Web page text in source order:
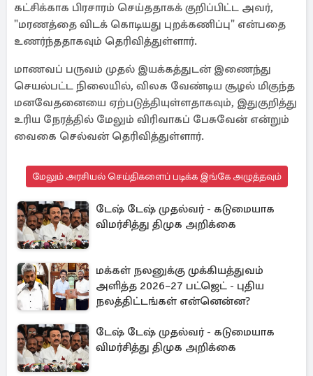
கட்சிக்காக பிரசாரம் செய்ததாகக் குறிப்பிட்ட அவர்,
"மரணத்தை விடக் கொடியது புறக்கணிப்பு" என்பதை
உணர்ந்ததாகவும் தெரிவித்துள்ளார்.
மாணவப் பருவம் முதல் இயக்கத்துடன் இணைந்து
செயல்பட்ட நிலையில், விலக வேண்டிய சூழல் மிகுந்த
மனவேதனையை ஏற்படுத்தியுள்ளதாகவும், இதுகுறித்து
உரிய நேரத்தில் மேலும் விரிவாகப் பேசுவேன் என்றும்
வைகை செல்வன் தெரிவித்துள்ளார்.
மேலும் அரசியல் செய்திகளைப் படிக்க இங்கே அழுத்தவும்
டேஷ் டேஷ் முதல்வர் - கடுமையாக
விமர்சித்து திமுக அறிக்கை
மக்கள் நலனுக்கு முக்கியத்துவம்
அளித்த 2026–27 பட்ஜெட் - புதிய
நலத்திட்டங்கள் என்னென்ன?
டேஷ் டேஷ் முதல்வர் - கடுமையாக
விமர்சித்து திமுக அறிக்கை